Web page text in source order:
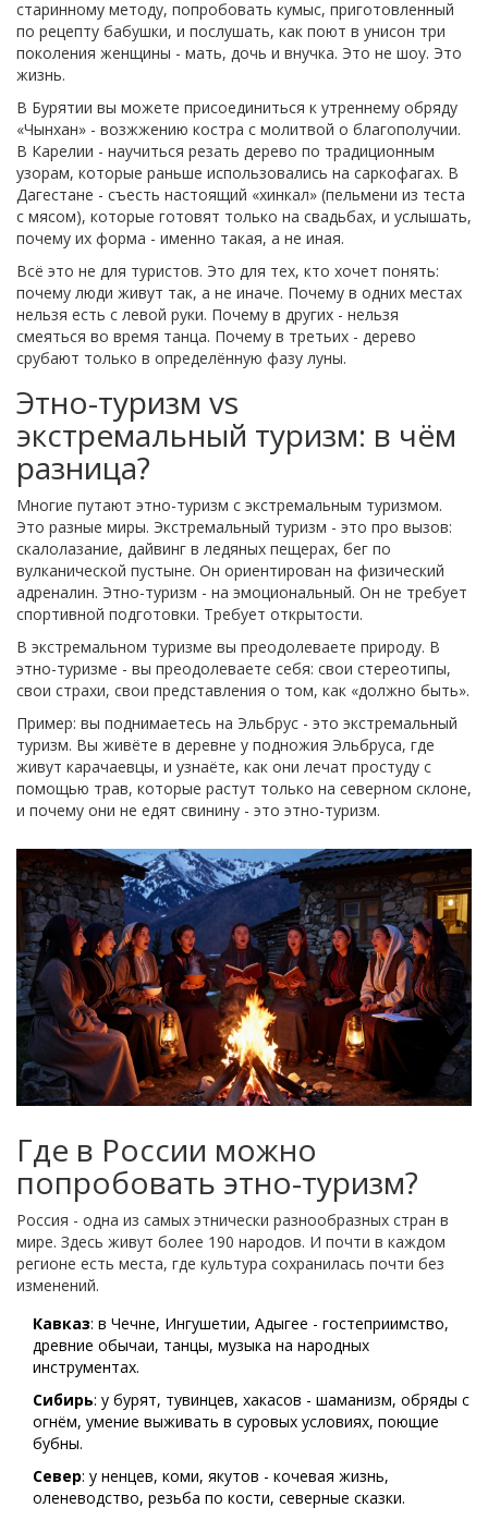
старинному методу, попробовать кумыс, приготовленный
по рецепту бабушки, и послушать, как поют в унисон три
поколения женщины - мать, дочь и внучка. Это не шоу. Это
жизнь.
В Бурятии вы можете присоединиться к утреннему обряду
«Чынхан» - возжжению костра с молитвой о благополучии.
В Карелии - научиться резать дерево по традиционным
узорам, которые раньше использовались на саркофагах. В
Дагестане - съесть настоящий «хинкал» (пельмени из теста
с мясом), которые готовят только на свадьбах, и услышать,
почему их форма - именно такая, а не иная.
Всё это не для туристов. Это для тех, кто хочет понять:
почему люди живут так, а не иначе. Почему в одних местах
нельзя есть с левой руки. Почему в других - нельзя
смеяться во время танца. Почему в третьих - дерево
срубают только в определённую фазу луны.
Этно-туризм vs
экстремальный туризм: в чём
разница?
Многие путают этно-туризм с экстремальным туризмом.
Это разные миры. Экстремальный туризм - это про вызов:
скалолазание, дайвинг в ледяных пещерах, бег по
вулканической пустыне. Он ориентирован на физический
адреналин. Этно-туризм - на эмоциональный. Он не требует
спортивной подготовки. Требует открытости.
В экстремальном туризме вы преодолеваете природу. В
этно-туризме - вы преодолеваете себя: свои стереотипы,
свои страхи, свои представления о том, как «должно быть».
Пример: вы поднимаетесь на Эльбрус - это экстремальный
туризм. Вы живёте в деревне у подножия Эльбруса, где
живут карачаевцы, и узнаёте, как они лечат простуду с
помощью трав, которые растут только на северном склоне,
и почему они не едят свинину - это этно-туризм.
Где в России можно
попробовать этно-туризм?
Россия - одна из самых этнически разнообразных стран в
мире. Здесь живут более 190 народов. И почти в каждом
регионе есть места, где культура сохранилась почти без
изменений.
Кавказ: в Чечне, Ингушетии, Адыгее - гостеприимство,
древние обычаи, танцы, музыка на народных
инструментах.
Сибирь: у бурят, тувинцев, хакасов - шаманизм, обряды с
огнём, умение выживать в суровых условиях, поющие
бубны.
Север: у ненцев, коми, якутов - кочевая жизнь,
оленеводство, резьба по кости, северные сказки.